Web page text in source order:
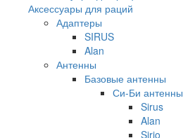
Аксессуары для раций
Адаптеры
SIRUS
Alan
Антенны
Базовые антенны
Си-Би антенны
Sirus
Alan
Sirio